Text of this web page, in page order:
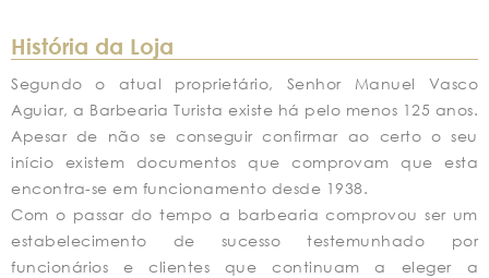
História da Loja
Segundo o atual proprietário, Senhor Manuel Vasco
Aguiar, a Barbearia Turista existe há pelo menos 125 anos.
Apesar de não se conseguir confirmar ao certo o seu
início existem documentos que comprovam que esta
encontra-se em funcionamento desde 1938.
Com o passar do tempo a barbearia comprovou ser um
estabelecimento de sucesso testemunhado por
funcionários e clientes que continuam a eleger a